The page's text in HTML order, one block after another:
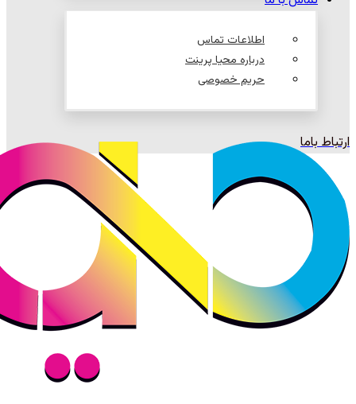
اطلاعات تماس
درباره محیا پرینت
حریم خصوصی
ارتباط باما